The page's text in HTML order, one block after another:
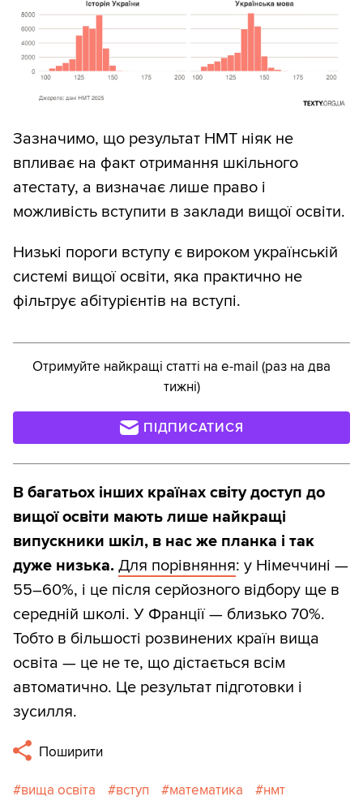
Зазначимо, що результат НМТ ніяк не
впливає на факт отримання шкільного
атестату, а визначає лише право і
можливість вступити в заклади вищої освіти.
Низькі пороги вступу є вироком українській
системі вищої освіти, яка практично не
фільтрує абітурієнтів на вступі.
Отримуйте найкращі статті на e-mail (раз на два
тижні)
ПІДПИСАТИСЯ
В багатьох інших країнах світу доступ до
вищої освіти мають лише найкращі
випускники шкіл, в нас же планка і так
дуже низька. Для порівняння: у Німеччині —
55–60%, і це після серйозного відбору ще в
середній школі. У Франції — близько 70%.
Тобто в більшості розвинених країн вища
освіта — це не те, що дістається всім
автоматично. Це результат підготовки і
зусилля.
Поширити
вища освіта вступ математика
нмт